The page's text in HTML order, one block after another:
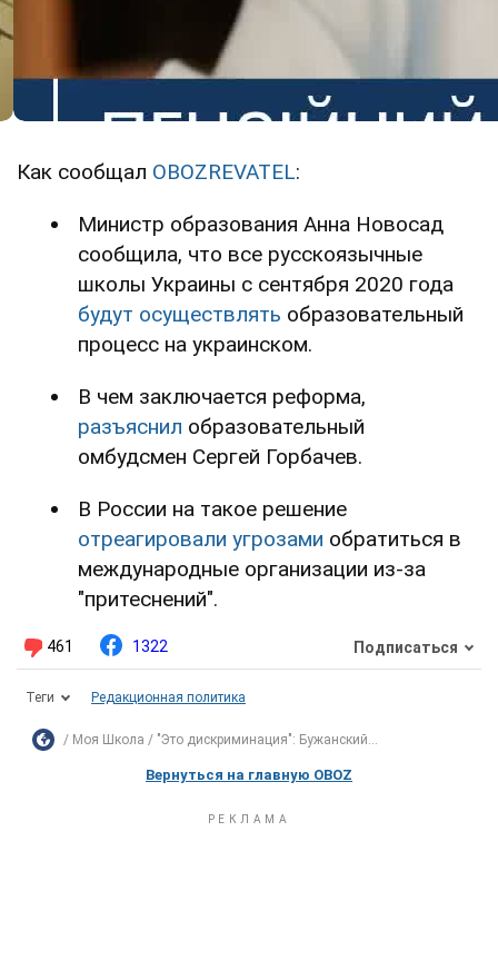
Как сообщал OBOZREVATEL:
Министр образования Анна Новосад
сообщила, что все русскоязычные
школы Украины с сентября 2020 года
будут осуществлять образовательный
процесс на украинском.
В чем заключается реформа,
разъяснил образовательный
омбудсмен Сергей Горбачев.
В России на такое решение
отреагировали угрозами обратиться в
международные организации из-за
"притеснений".
461 1322 Подписаться
Теги Редакционная политика
Моя Школа "Это дискриминация": Бужанский...
Вернуться на главную OBOZ